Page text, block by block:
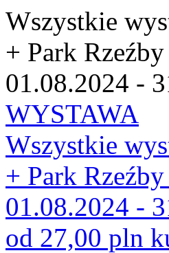
Wszystkie
+ Park Rzeźby
01.08.2024 -
WYSTAWA
Wszystkie
+ Park Rzeźby
01.08.2024 -
od 27,00 pln